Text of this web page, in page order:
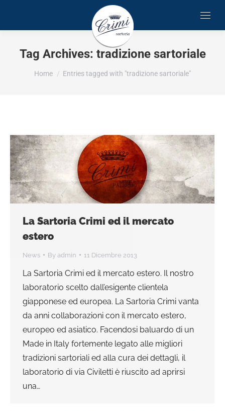
Tag Archives: tradizione sartoriale
You are here:
Home Entries tagged with "tradizione sartoriale"
La Sartoria Crimi ed il mercato
estero
News By admin 11 Dicembre 2013
La Sartoria Crimi ed il mercato estero. Il nostro
laboratorio scelto dall’esigente clientela
giapponese ed europea. La Sartoria Crimi vanta
da anni collaborazioni con il mercato estero,
europeo ed asiatico. Facendosi baluardo di un
Made in Italy fortemente legato alle migliori
tradizioni sartoriali ed alla cura dei dettagli, il
laboratorio di via Civiletti è riuscito ad aprirsi
una…